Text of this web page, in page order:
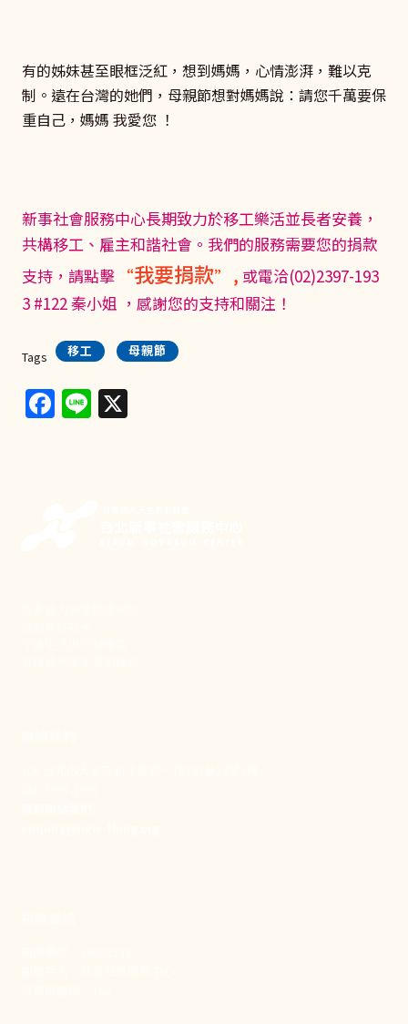
有的姊妹甚至眼框泛紅，想到媽媽，心情澎湃，難以克
制。遠在台灣的她們，母親節想對媽媽說：請您千萬要保
重自己，媽媽 我愛您 ！
新事社會服務中心長期致力於移工樂活並長者安養，
共構移工、雇主和諧社會。我們的服務需要您的捐款
支持，請點擊 “我要捐款” , 或電洽(02)2397-193
3 #122 秦小姐 ，感謝您的支持和關注！
Tags 移工 母親節
Facebook
Line